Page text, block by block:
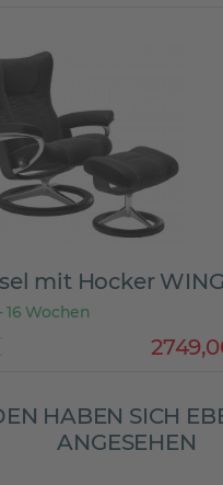
16 Wochen
2749,
HABEN SICH
ANGESEHEN